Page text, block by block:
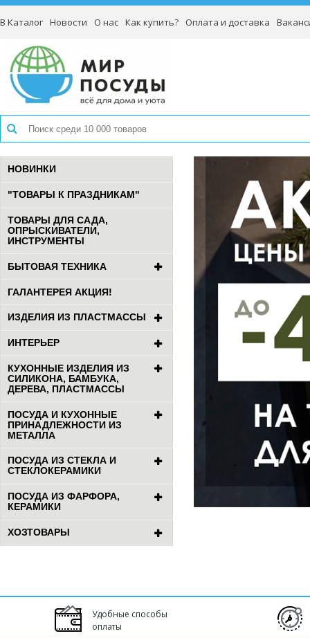
В Каталог Новости О нас Как купить? Оплата и доставка
НОВИНКИ
"ТОВАРЫ К ПРАЗДНИКАМ"
ТОВАРЫ ДЛЯ САДА,
ОПРЫСКИВАТЕЛИ,
ИНСТРУМЕНТЫ
БЫТОВАЯ ТЕХНИКА
ГАЛАНТЕРЕЯ АКЦИЯ!
ИЗДЕЛИЯ ИЗ ПЛАСТМАССЫ
ИНТЕРЬЕР
КУХОННЫЕ ИЗДЕЛИЯ ИЗ
СИЛИКОНА, БАМБУКА,
ДЕРЕВА, ПЛАСТМАССЫ
ПОСУДА И КУХОННЫЕ
ПРИНАДЛЕЖНОСТИ ИЗ
МЕТАЛЛА
ПОСУДА ИЗ СТЕКЛА И
СТЕКЛОКЕРАМИКИ
ПОСУДА ИЗ ФАРФОРА,
КЕРАМИКИ
ХОЗТОВАРЫ
Удобные способы
оплаты